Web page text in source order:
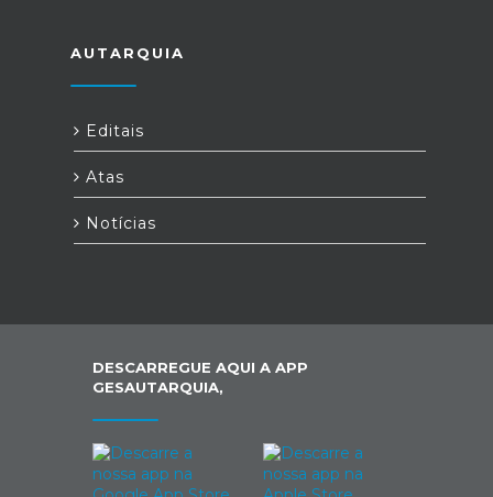
AUTARQUIA
Editais
Atas
Notícias
DESCARREGUE AQUI A APP
GESAUTARQUIA,